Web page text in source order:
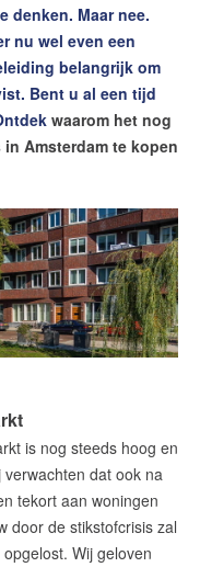
woningmarkt
Redactie Makelaars van
denken. Maar nee.
nu wel even een
belangrijk om
Bent u al een tijd
waarom het nog
Amsterdam te kopen
is nog steeds hoog en
dat ook na
tekort aan woningen
door de stikstofcrisis zal
Wij geloven